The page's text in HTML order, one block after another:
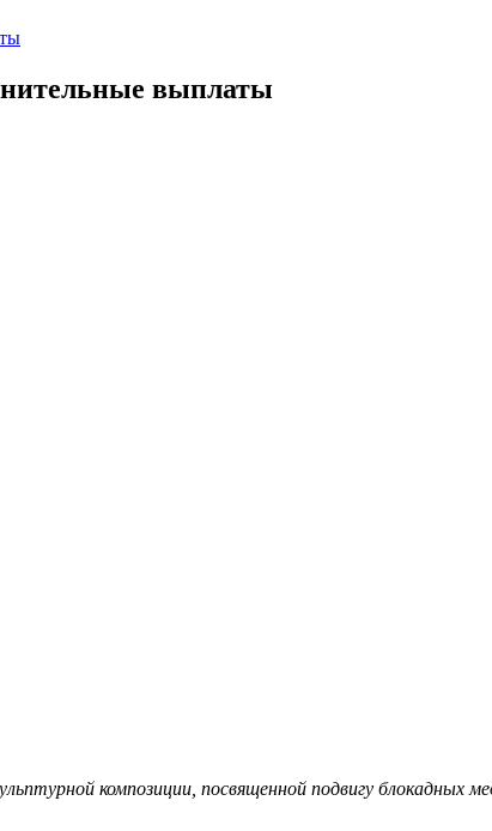
выплаты
композиции, посвященной подвигу